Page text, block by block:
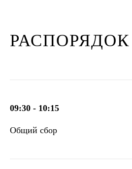
09:30 - 10:15
Общий сбор